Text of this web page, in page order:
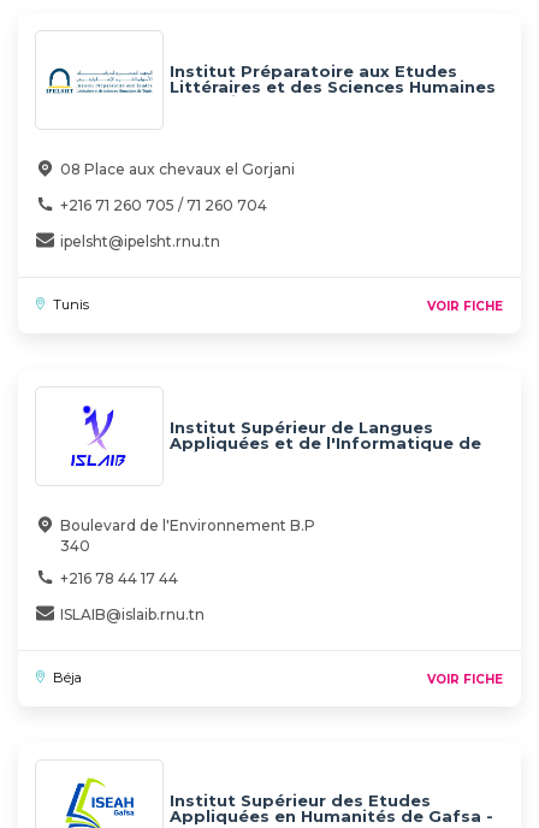
Institut Préparatoire aux Etudes
Littéraires et des Sciences Humaines
de Tunis - IPELSHT
08 Place aux chevaux el Gorjani
+216 71 260 705 / 71 260 704
ipelsht@ipelsht.rnu.tn
Tunis VOIR FICHE
Institut Supérieur de Langues
Appliquées et de l'Informatique de
Beja - ISLAIB
Boulevard de l'Environnement B.P
340
+216 78 44 17 44
ISLAIB@islaib.rnu.tn
Béja VOIR FICHE
Institut Supérieur des Etudes
Appliquées en Humanités de Gafsa -